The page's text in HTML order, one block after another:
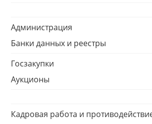
Администрация
Банки данных и реестры
Госзакупки
Аукционы
Кадровая работа и